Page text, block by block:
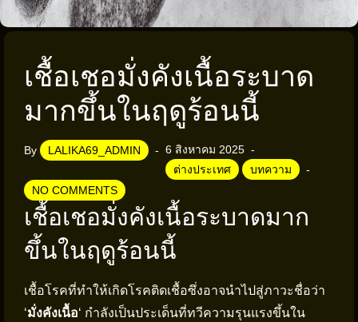
เชื้อเชอมั่งคังเนื้อระบาด
มากขึ้นในฤดูร้อนนี้
By LALIKA69_ADMIN
6 สิงหาคม 2025
ต่างประเทศ
บทความ
NO COMMENTS
เชื้อเชอมั่งคังเนื้อระบาดมาก
ขึ้นในฤดูร้อนนี้
เชื้อโรคที่ทำให้เกิดโรคติดเชื้อซึ่งอาจนำไปสู่ภาวะชื่อว่า
‘มั่งคังเนื้อ‘ กำลังเป็นประเด็นที่ทวีความรุนแรงขึ้นใน